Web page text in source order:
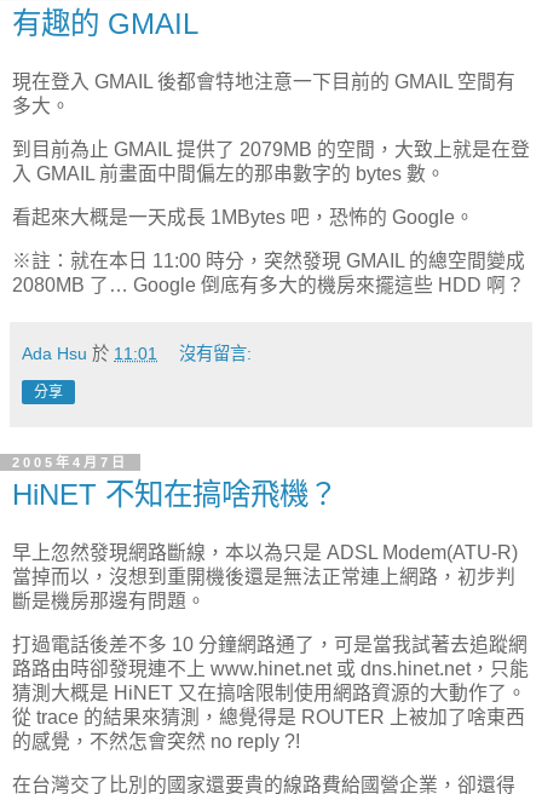
有趣的 GMAIL
現在登入 GMAIL 後都會特地注意一下目前的 GMAIL 空間有
多大。
到目前為止 GMAIL 提供了 2079MB 的空間，大致上就是在登
入 GMAIL 前畫面中間偏左的那串數字的 bytes 數。
看起來大概是一天成長 1MBytes 吧，恐怖的 Google。
※註：就在本日 11:00 時分，突然發現 GMAIL 的總空間變成
2080MB 了… Google 倒底有多大的機房來擺這些 HDD 啊？
Ada Hsu 於 11:01 沒有留言:
分享
2005年4月7日
HiNET 不知在搞啥飛機？
早上忽然發現網路斷線，本以為只是 ADSL Modem(ATU-R)
當掉而以，沒想到重開機後還是無法正常連上網路，初步判
斷是機房那邊有問題。
打過電話後差不多 10 分鐘網路通了，可是當我試著去追蹤網
路路由時卻發現連不上 www.hinet.net 或 dns.hinet.net，只能
猜測大概是 HiNET 又在搞啥限制使用網路資源的大動作了。
從 trace 的結果來猜測，總覺得是 ROUTER 上被加了啥東西
的感覺，不然怎會突然 no reply ?!
在台灣交了比別的國家還要貴的線路費給國營企業，卻還得